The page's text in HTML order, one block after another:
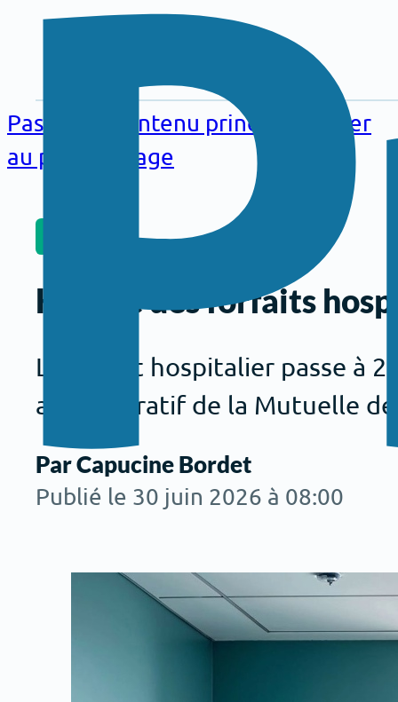
contenu
principal
Passer au contenu principal
Passer
au pied de page
Hausse des forfaits
Le forfait hospitalier passe à
administratif de la Mutuelle
Par Capucine Bordet
Publié le 30 juin 2026 à 08:00